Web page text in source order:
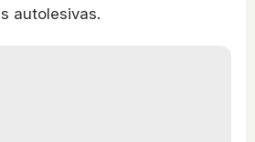
autolesivas.